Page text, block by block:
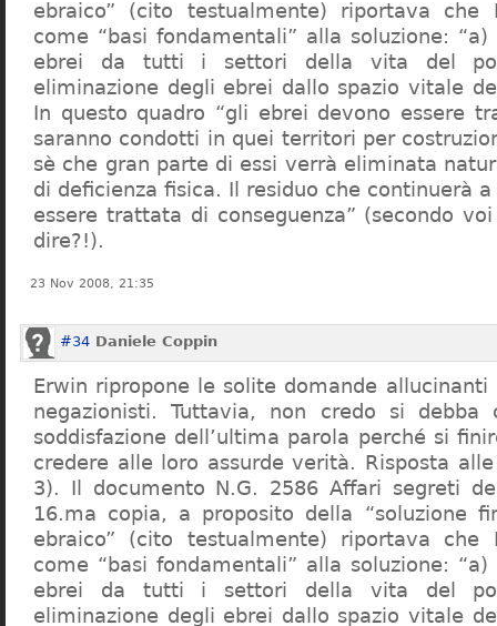
ebraico” (cito testualmente) riportava che
come “basi fondamentali” alla soluzione:
ebrei da tutti i settori della vita del
eliminazione degli ebrei dallo spazio vitale
In questo quadro “gli ebrei devono essere
saranno condotti in quei territori per
sè che gran parte di essi verrà eliminata
di deficienza fisica. Il residuo che continuerà
essere trattata di conseguenza” (secondo
dire?!).
23 Nov 2008, 21:35
#34 Daniele Coppin
Erwin ripropone le solite domande
negazionisti. Tuttavia, non credo si debba
soddisfazione dell’ultima parola perché si
credere alle loro assurde verità. Risposta
3). Il documento N.G. 2586 Affari segreti
16.ma copia, a proposito della “soluzione
ebraico” (cito testualmente) riportava che
come “basi fondamentali” alla soluzione:
ebrei da tutti i settori della vita del
eliminazione degli ebrei dallo spazio vitale